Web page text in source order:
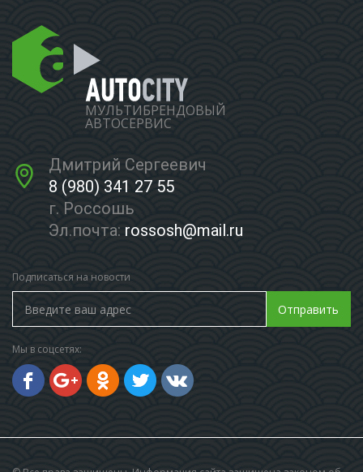
МУЛЬТИБРЕНДОВЫЙ
АВТОСЕРВИС
Дмитрий Сергеевич
8 (980) 341 27 55
г. Россошь
Эл.почта: rossosh@mail.ru
Подписаться на новости
Отправить
Мы в соцсетях: